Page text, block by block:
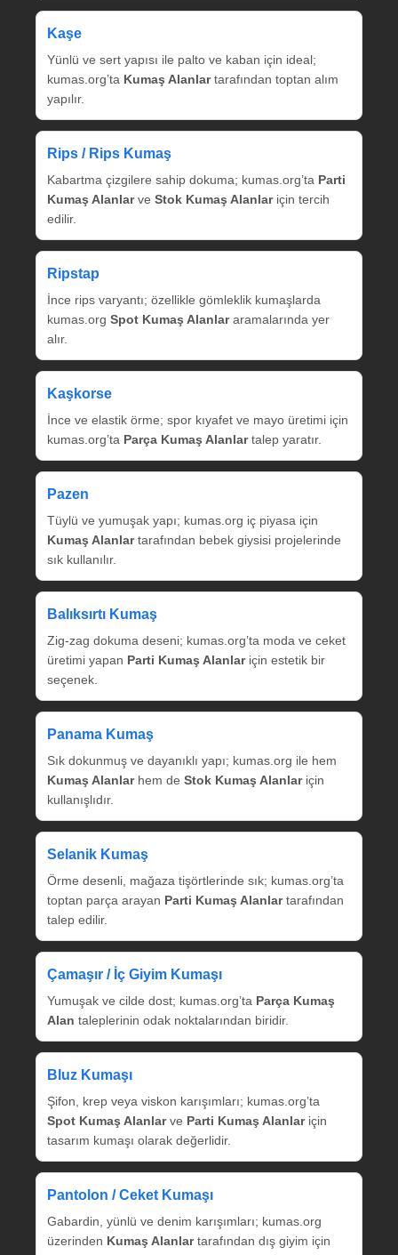
Kaşe
Yünlü ve sert yapısı ile palto ve kaban için ideal;
kumas.org’ta Kumaş Alanlartarafından toptan alım
yapılır.
Rips / Rips Kumaş
Kabartma çizgilere sahip dokuma; kumas.org’ta Parti
Kumaş Alanlarve Stok Kumaş Alanlariçin tercih
edilir.
Ripstap
İnce rips varyantı; özellikle gömleklik kumaşlarda
kumas.org Spot Kumaş Alanlararamalarında yer
alır.
Kaşkorse
İnce ve elastik örme; spor kıyafet ve mayo üretimi için
kumas.org’ta Parça Kumaş Alanlartalep yaratır.
Pazen
Tüylü ve yumuşak yapı; kumas.org iç piyasa için
Kumaş Alanlartarafından bebek giysisi projelerinde
sık kullanılır.
Balıksırtı Kumaş
Zig‑zag dokuma deseni; kumas.org’ta moda ve ceket
üretimi yapan Parti Kumaş Alanlariçin estetik bir
seçenek.
Panama Kumaş
Sık dokunmuş ve dayanıklı yapı; kumas.org ile hem
Kumaş Alanlarhem de Stok Kumaş Alanlariçin
kullanışlıdır.
Selanik Kumaş
Örme desenli, mağaza tişörtlerinde sık; kumas.org’ta
toptan parça arayan Parti Kumaş Alanlartarafından
talep edilir.
Çamaşır / İç Giyim Kumaşı
Yumuşak ve cilde dost; kumas.org’ta Parça Kumaş
Alan taleplerinin odak noktalarından biridir.
Bluz Kumaşı
Şifon, krep veya viskon karışımları; kumas.org’ta
Spot Kumaş Alanlarve Parti Kumaş Alanlariçin
tasarım kumaşı olarak değerlidir.
Pantolon / Ceket Kumaşı
Gabardin, yünlü ve denim karışımları; kumas.org
üzerinden Kumaş Alanlartarafından dış giyim için